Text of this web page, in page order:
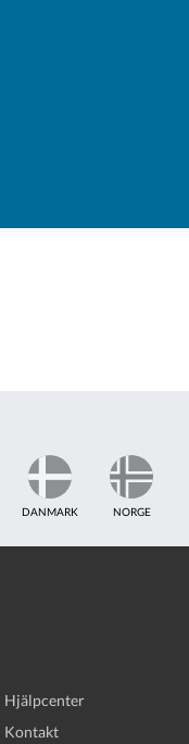
DANMARK NORGE
Hjälpcenter
Kontakt